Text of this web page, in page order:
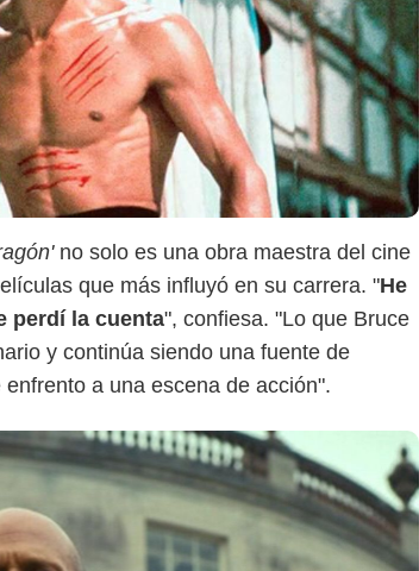
no solo es una obra maestra del cine
que más influyó en su carrera. "He
perdí la cuenta", confiesa. "Lo que Bruce
y continúa siendo una fuente de
a una escena de acción".